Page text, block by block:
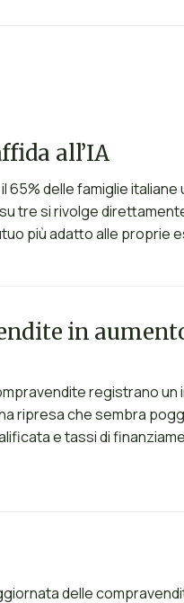
all’IA
delle famiglie italiane
tre si rivolge
più adatto alle proprie
in
registrano un
ripresa che sembra
e tassi di
delle